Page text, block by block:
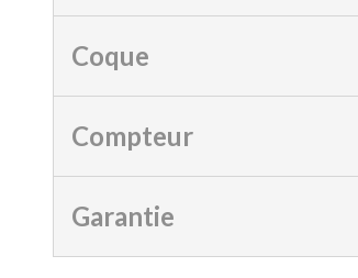
Coque
Compteur
Garantie